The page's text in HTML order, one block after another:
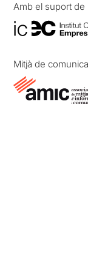
Amb el suport de
Mitjà de